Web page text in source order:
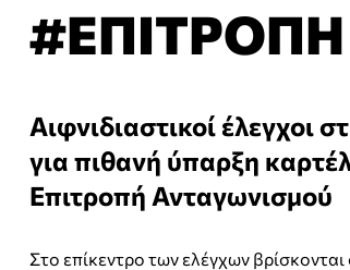
Αιφνιδιαστικοί έλεγχοι
για πιθανή ύπαρξη
Επιτροπή Ανταγωνισμού
Στο επίκεντρο των ελέγχων βρίσκονται